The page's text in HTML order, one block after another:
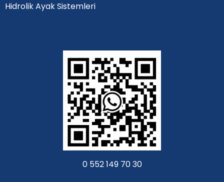
Hidrolik Ayak Sistemleri
0 552 149 70 30